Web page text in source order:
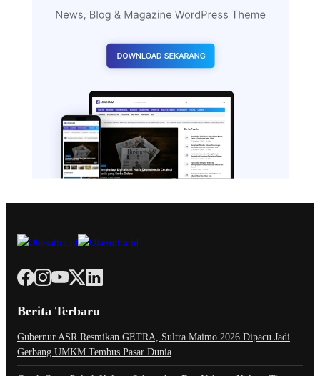
Berita Terbaru
Gubernur ASR Resmikan GETRA, Sultra Maimo 2026 Dipacu Jadi
Gerbang UMKM Tembus Pasar Dunia